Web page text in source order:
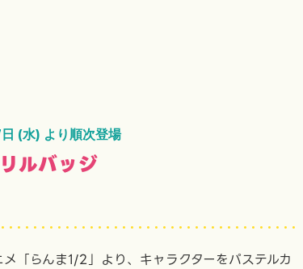
(水) より順次登場
ルバッジ
「らんま1/2」より、キャラクターをパステルカ